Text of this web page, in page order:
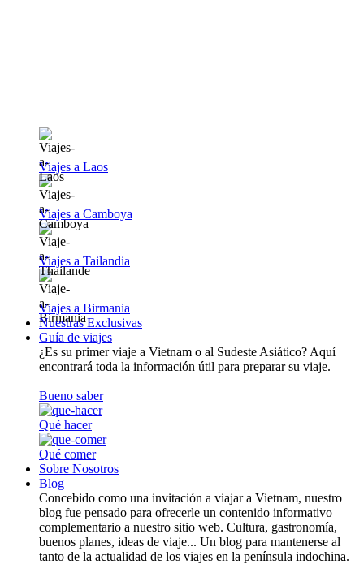
Viajes a Laos
Viajes a Camboya
Viajes a Tailandia
Viajes a Birmania
Nuestras Exclusivas
Guía de viajes
¿Es su primer viaje a Vietnam o al Sudeste Asiático? Aquí
encontrará toda la información útil para preparar su viaje.
Bueno saber
Qué hacer
Qué comer
Sobre Nosotros
Blog
Concebido como una invitación a viajar a Vietnam, nuestro
blog fue pensado para ofrecerle un contenido informativo
complementario a nuestro sitio web. Cultura, gastronomía,
buenos planes, ideas de viaje... Un blog para mantenerse al
tanto de la actualidad de los viajes en la península indochina.